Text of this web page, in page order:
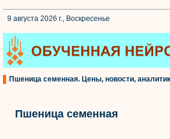
9 августа 2026 г., Воскресенье
Пшеница семенная. Цены, новости,
Пшеница семенная